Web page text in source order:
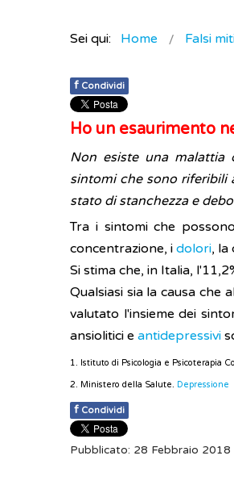
Sei qui: Home Falsi
f Condividi
Ho un esaurimento
Non esiste una malattia
sintomi che sono riferibili
stato di stanchezza e
Tra i sintomi che
concentrazione, i dolori, la
Si stima che, in Italia,
Qualsiasi sia la causa
valutato l'insieme dei
ansiolitici e antidepressivi
1. Istituto di Psicologia e Psicoterapia
2. Ministero della Salute. Depressione
f Condividi
Pubblicato: 28 Febbraio 2018